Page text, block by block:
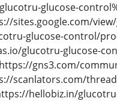
glucose-
sites.google.com/
glucose-control/
glucotru-glucose-
gns3.com/
scanlators.com/
hellobiz.in/